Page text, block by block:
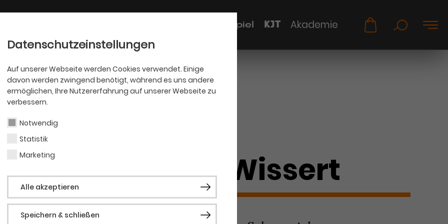
Datenschutzeinstellungen
Auf unserer Webseite werden Cookies verwendet. Einige
davon werden zwingend benötigt, während es uns andere
ermöglichen, Ihre Nutzererfahrung auf unserer Webseite zu
verbessern.
Notwendig
Statistik
Marketing
Alle akzeptieren
Speichern & schließen
Schauspiel KJT Akademie
Julia Wissert